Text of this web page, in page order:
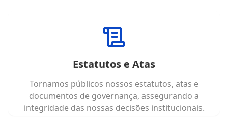
Estatutos e Atas
Tornamos públicos nossos estatutos, atas e
documentos de governança, assegurando a
integridade das nossas decisões institucionais.